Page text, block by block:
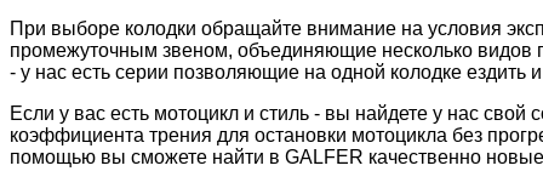
При выборе колодки обращайте внимание на условия
промежуточным звеном, объединяющие несколько видов
- у нас есть серии позволяющие на одной колодке ездить
Если у вас есть мотоцикл и стиль - вы найдете у нас
коэффициента трения для остановки мотоцикла без
помощью вы сможете найти в GALFER качественно